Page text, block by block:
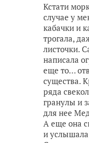
Кстати
случае у
кабачки и
трогала,
листочки.
написала
еще то…
существа.
ряда
гранулы и
для нее
А еще она
и услышала